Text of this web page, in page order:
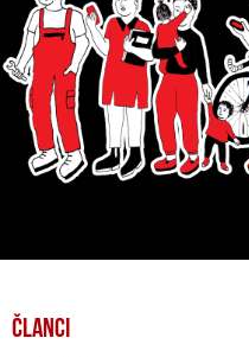
ČLANCI